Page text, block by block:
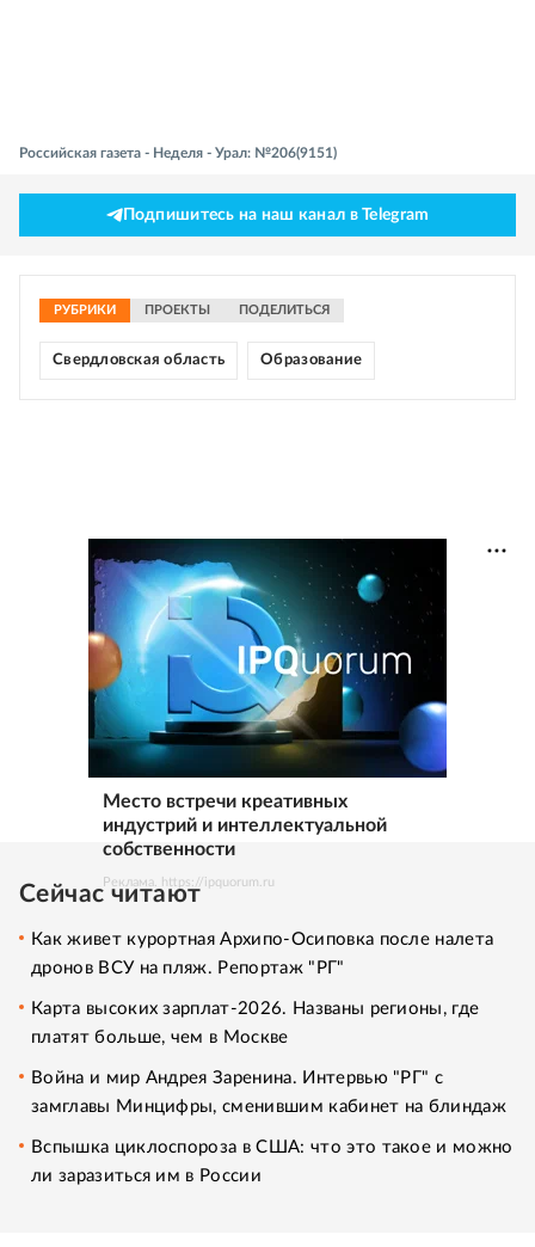
Российская газета - Неделя - Урал: №206(9151)
Подпишитесь на наш канал в Telegram
РУБРИКИ ПРОЕКТЫ ПОДЕЛИТЬСЯ
Свердловская область Образование
Место встречи креативных
индустрий и интеллектуальной
собственности
Реклама. https://ipquorum.ru
Сейчас читают
Как живет курортная Архипо-Осиповка после налета
дронов ВСУ на пляж. Репортаж "РГ"
Карта высоких зарплат-2026. Названы регионы, где
платят больше, чем в Москве
Война и мир Андрея Заренина. Интервью "РГ" с
замглавы Минцифры, сменившим кабинет на блиндаж
Вспышка циклоспороза в США: что это такое и можно
ли заразиться им в России